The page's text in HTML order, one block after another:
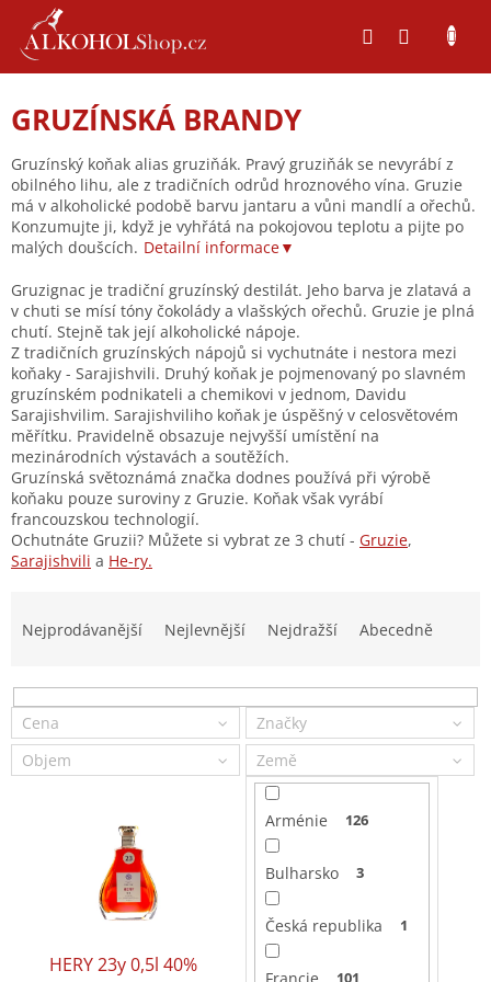
obsah
GRUZÍNSKÁ BRANDY
Gruzínský koňak alias gruziňák. Pravý gruziňák se nevyrábí z
obilného lihu, ale z tradičních odrůd hroznového vína. Gruzie
má v alkoholické podobě barvu jantaru a vůni mandlí a ořechů.
Konzumujte ji, když je vyhřátá na pokojovou teplotu a pijte po
malých doušcích. Detailní informace▼
Gruzignac je tradiční gruzínský destilát. Jeho barva je zlatavá a
v chuti se mísí tóny čokolády a vlašských ořechů. Gruzie je plná
chutí. Stejně tak její alkoholické nápoje.
Z tradičních gruzínských nápojů si vychutnáte i nestora mezi
koňaky - Sarajishvili. Druhý koňak je pojmenovaný po slavném
gruzínském podnikateli a chemikovi v jednom, Davidu
Sarajishvilim. Sarajishviliho koňak je úspěšný v celosvětovém
měřítku. Pravidelně obsazuje nejvyšší umístění na
mezinárodních výstavách a soutěžích.
Gruzínská světoznámá značka dodnes používá při výrobě
koňaku pouze suroviny z Gruzie. Koňak však vyrábí
francouzskou technologií.
Ochutnáte Gruzii? Můžete si vybrat ze 3 chutí - Gruzie,
Sarajishvili a He-ry.
n
p
r
Nejprodávanější Nejlevnější Nejdražší Abecedně
Cena
Značky
Objem
Země
Arménie 126
Bulharsko 3
Česká republika 1
Francie 101
HERY 23y 0,5l 40%